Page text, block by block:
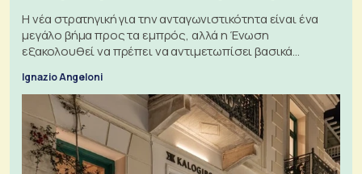
Η νέα στρατηγική για την ανταγωνιστικότητα είναι ένα
μεγάλο βήμα προς τα εμπρός, αλλά η Ένωση
εξακολουθεί να πρέπει να αντιμετωπίσει βασικά
Ignazio Angeloni